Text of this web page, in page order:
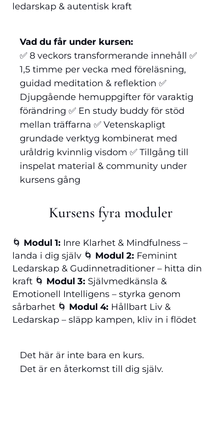
ledarskap & autentisk kraft
Vad du får under kursen:
✅ 8 veckors transformerande innehåll ✅
1,5 timme per vecka med föreläsning,
guidad meditation & reflektion ✅
Djupgående hemuppgifter för varaktig
förändring ✅ En study buddy för stöd
mellan träffarna ✅ Vetenskapligt
grundade verktyg kombinerat med
uråldrig kvinnlig visdom ✅ Tillgång till
inspelat material & community under
kursens gång
Kursens fyra moduler
🌀 Modul 1: Inre Klarhet & Mindfulness –
landa i dig själv 🌀 Modul 2: Feminint
Ledarskap & Gudinnetraditioner – hitta din
kraft 🌀 Modul 3: Självmedkänsla &
Emotionell Intelligens – styrka genom
sårbarhet 🌀 Modul 4: Hållbart Liv &
Ledarskap – släpp kampen, kliv in i flödet
Det här är inte bara en kurs.
Det är en återkomst till dig själv.